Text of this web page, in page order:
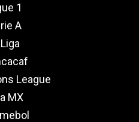
1
A
League
MX